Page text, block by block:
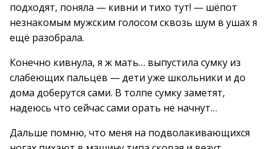
подходят, поняла — кивни и тихо тут! — шёпот
незнакомым мужским голосом сквозь шум в ушах я
ещё разобрала.
Конечно кивнула, я ж мать… выпустила сумку из
слабеющих пальцев — дети уже школьники и до
дома доберутся сами. В толпе сумку заметят,
надеюсь что сейчас сами орать не начнут…
Дальше помню, что меня на подволакивающихся